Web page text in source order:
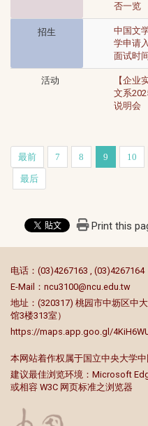
否一览
招生
中国文
学申请
面试时
活动
【企业
文系
说明会
最前 7 8 9 10
最后
Print this
电话：(03)4267163 , (03)4267164
E-Mail： ncu3100@ncu.edu.tw
地址：(320317) 桃园市中坜区中
馆3楼313室）
https://maps.app.goo.gl/
本网站着作权属于国立中央大学
建议最佳浏览环境：Microsoft
或相容 W3C 网页标准之浏览器